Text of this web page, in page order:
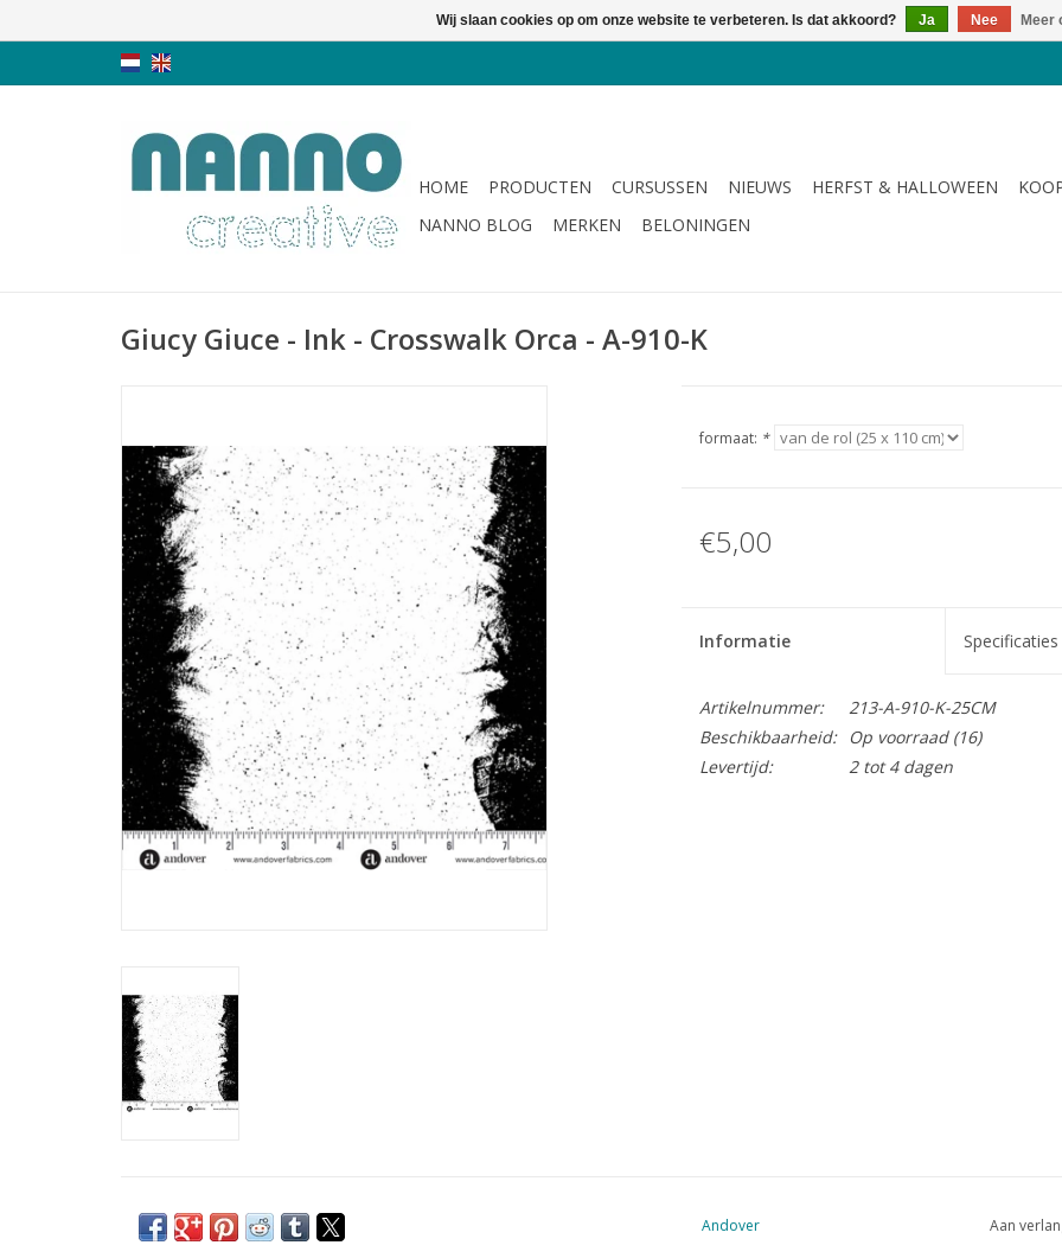
HOME PRODUCTEN CURSUSSEN NIEUWS HERFST & HALLOWEEN
NANNO BLOG
MERKEN BELONINGEN
Giucy Giuce - Ink - Crosswalk Orca - A-910-K
formaat: *
€5,00
Informatie Specificaties
Artikelnummer:
213-A-910-K-25CM
Beschikbaarheid:
Op voorraad(16)
Levertijd:
2 tot 4 dagen
Andover Aan
Wij slaan cookies op om onze website te verbeteren. Is dat akkoord? Ja Nee Meer